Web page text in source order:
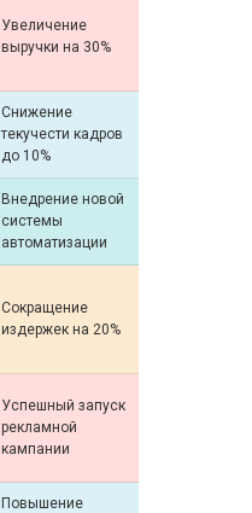
Увеличение
выручки на 30%
Снижение
текучести кадров
до 10%
Внедрение новой
системы
автоматизации
Сокращение
издержек на 20%
Успешный запуск
рекламной
кампании
Повышение